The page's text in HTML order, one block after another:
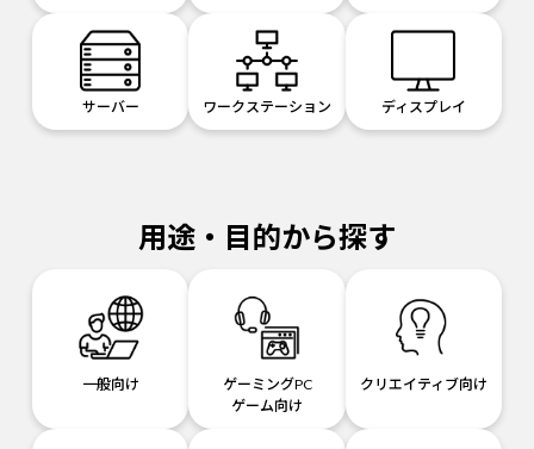
サーバー ワークステーション ディスプレイ
用途・目的から探す
一般向け
ゲーミングPC
ゲーム向け
クリエイティブ向け